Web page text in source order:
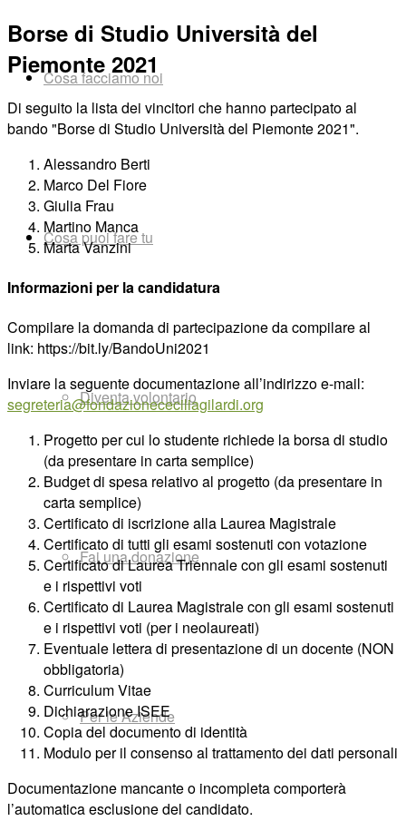
Cosa facciamo noi
Cosa puoi fare tu
Diventa volontario
Fai una donazione
Per le Aziende
Borse di Studio Università del
Piemonte 2021
Di seguito la lista dei vincitori che hanno partecipato al
bando"Borse di Studio Università del Piemonte 2021".
Alessandro Berti
Marco Del Fiore
Giulia Frau
Martino Manca
Marta Vanzini
Informazioni per la candidatura
Compilare la domanda di partecipazione da compilare al
link: https://bit.ly/BandoUni2021
Inviare la seguente documentazione all’indirizzo e-mail:
segreteria@fondazionececiliagilardi.org
Progetto per cui lo studente richiede la borsa di studio
(da presentare in carta semplice)
Budget di spesa relativo al progetto (da presentare in
carta semplice)
Certificato di iscrizione alla Laurea Magistrale
Certificato di tutti gli esami sostenuti con votazione
Certificato di Laurea Triennale con gli esami sostenuti
e i rispettivi voti
Certificato di Laurea Magistrale con gli esami sostenuti
e i rispettivi voti (per i neolaureati)
Eventuale lettera di presentazione di un docente (NON
obbligatoria)
Curriculum Vitae
Dichiarazione ISEE
Copia del documento di identità
Modulo per il consenso al trattamento dei dati personali
Documentazione mancante o incompleta comporterà
l’automatica esclusione del candidato.